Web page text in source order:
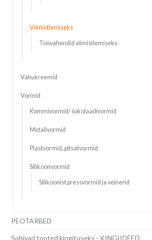
Viimistlemiseks
Töövahendid viimistlemiseks
Vahukreemid
Vormid
Kommivormid/ šokolaadivormid
Metallvormid
Plastvormid, pitsatvormid
Silikoonvormid
Silikoonist pressvormid ja veinerid
PEOTARBED
Sobivad tooted kingituseks - KINGIIDEED